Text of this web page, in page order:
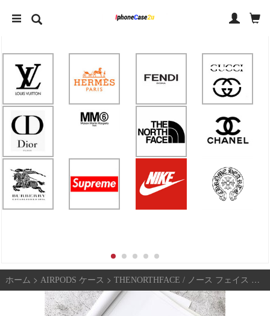
ホーム > AIRPODS ケース > THENORTHFACE / ノース フェイス >